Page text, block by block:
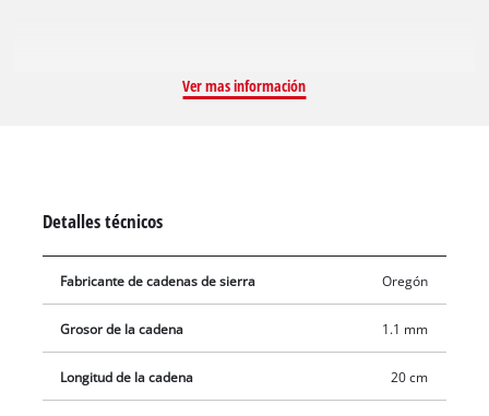
Ver mas información
Detalles técnicos
Fabricante de cadenas de sierra Oregón
Grosor de la cadena 1.1 mm
Longitud de la cadena 20 cm